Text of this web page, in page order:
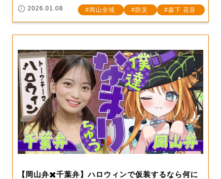
2026.01.08 岡山全域 防災 森下 花音
【岡山弁✖️千葉弁】ハロウィンで仮装するなら何に